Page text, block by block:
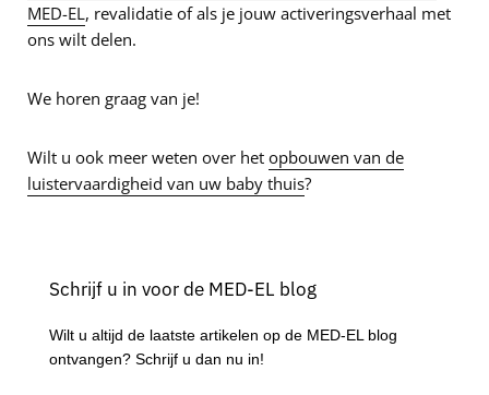
MED-EL, revalidatie of als je jouw activeringsverhaal met
ons wilt delen.
We horen graag van je!
Wilt u ook meer weten over het opbouwen van de
luistervaardigheid van uw baby thuis?
Schrijf u in voor de MED-EL blog
Wilt u altijd de laatste artikelen op de MED-EL blog
ontvangen? Schrijf u dan nu in!